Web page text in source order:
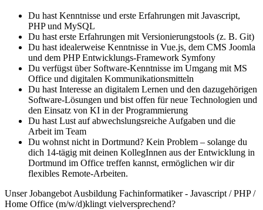
Du hast Kenntnisse und erste Erfahrungen mit Javascript,
PHP und MySQL
Du hast erste Erfahrungen mit Versionierungstools (z. B. Git)
Du hast idealerweise Kenntnisse in Vue.js, dem CMS Joomla
und dem PHP Entwicklungs-Framework Symfony
Du verfügst über Software-Kenntnisse im Umgang mit MS
Office und digitalen Kommunikationsmitteln
Du hast Interesse an digitalem Lernen und den dazugehörigen
Software-Lösungen und bist offen für neue Technologien und
den Einsatz von KI in der Programmierung
Du hast Lust auf abwechslungsreiche Aufgaben und die
Arbeit im Team
Du wohnst nicht in Dortmund? Kein Problem – solange du
dich 14-tägig mit deinen KollegInnen aus der Entwicklung in
Dortmund im Office treffen kannst, ermöglichen wir dir
flexibles Remote-Arbeiten.
Unser Jobangebot Ausbildung Fachinformatiker - Javascript / PHP /
Home Office (m/w/d)klingt vielversprechend?